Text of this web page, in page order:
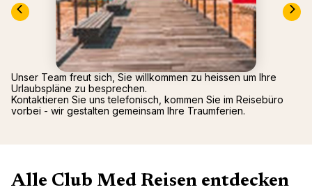
2026)
Arcs
Unser Team freut sich, Sie willkommen zu heissen um Ihre
Urlaubspläne zu besprechen.
Kontaktieren Sie uns telefonisch, kommen Sie im Reisebüro
vorbei - wir gestalten gemeinsam Ihre Traumferien.
Alle Club Med Reisen entdecken